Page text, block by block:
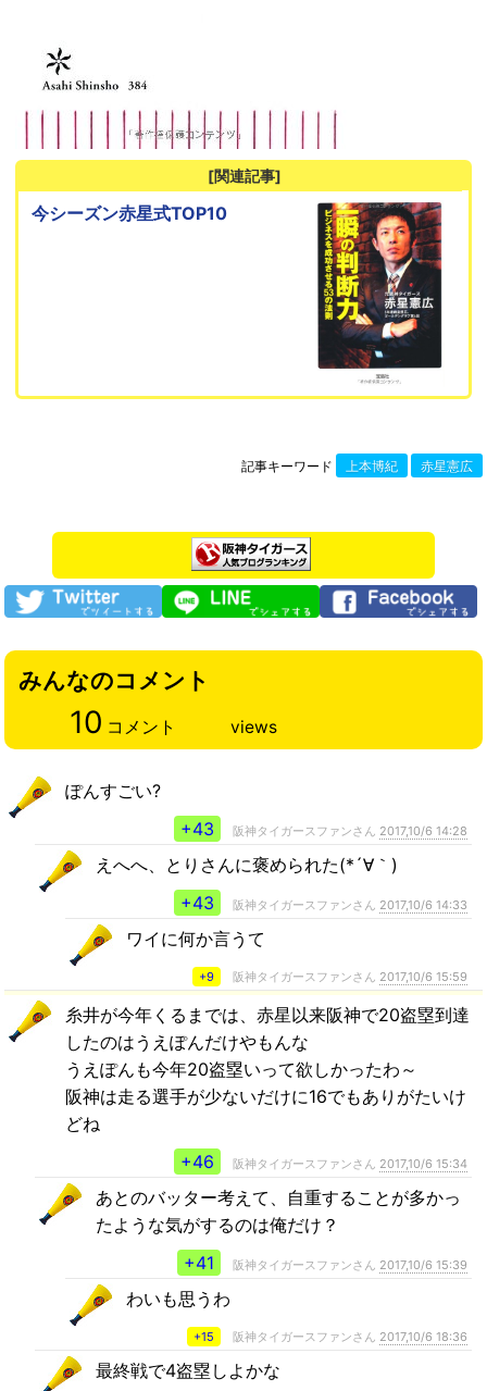
[関連記事]
今シーズン赤星式TOP10
記事キーワード 上本博紀 赤星憲広
みんなのコメント
10 コメント views
ぽんすごい?
+43
阪神タイガースファンさん 2017,10/6 14:28
えへへ、とりさんに褒められた(*´∀｀)
+43
阪神タイガースファンさん 2017,10/6 14:33
ワイに何か言うて
+9 阪神タイガースファンさん 2017,10/6 15:59
糸井が今年くるまでは、赤星以来阪神で20盗塁到達
したのはうえぽんだけやもんな
うえぽんも今年20盗塁いって欲しかったわ～
阪神は走る選手が少ないだけに16でもありがたいけ
どね
+46
阪神タイガースファンさん 2017,10/6 15:34
あとのバッター考えて、自重することが多かっ
たような気がするのは俺だけ？
+41
阪神タイガースファンさん 2017,10/6 15:39
わいも思うわ
+15 阪神タイガースファンさん 2017,10/6 18:36
最終戦で4盗塁しよかな